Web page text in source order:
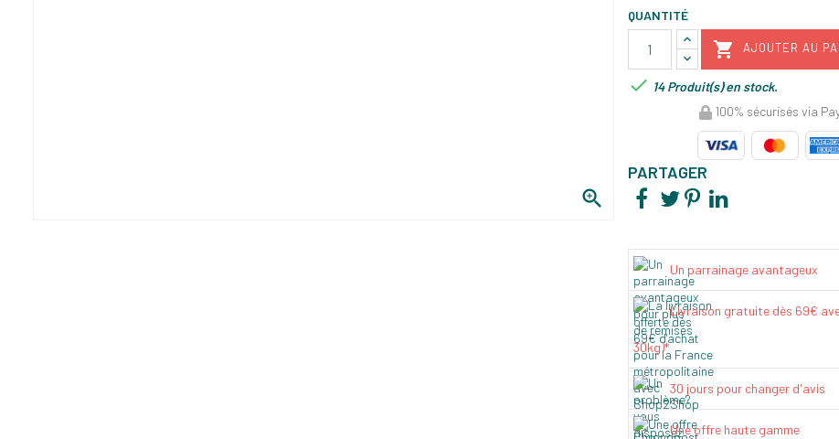

QUANTITÉ
 AJOUTER AU
 14 Produit(s) en stock.
100% sécurisés via
PARTAGER
Un parrainage avantageux
Livraison gratuite dès 69€
30kg)*
30 jours pour changer d'avis
Une offre haute gamme